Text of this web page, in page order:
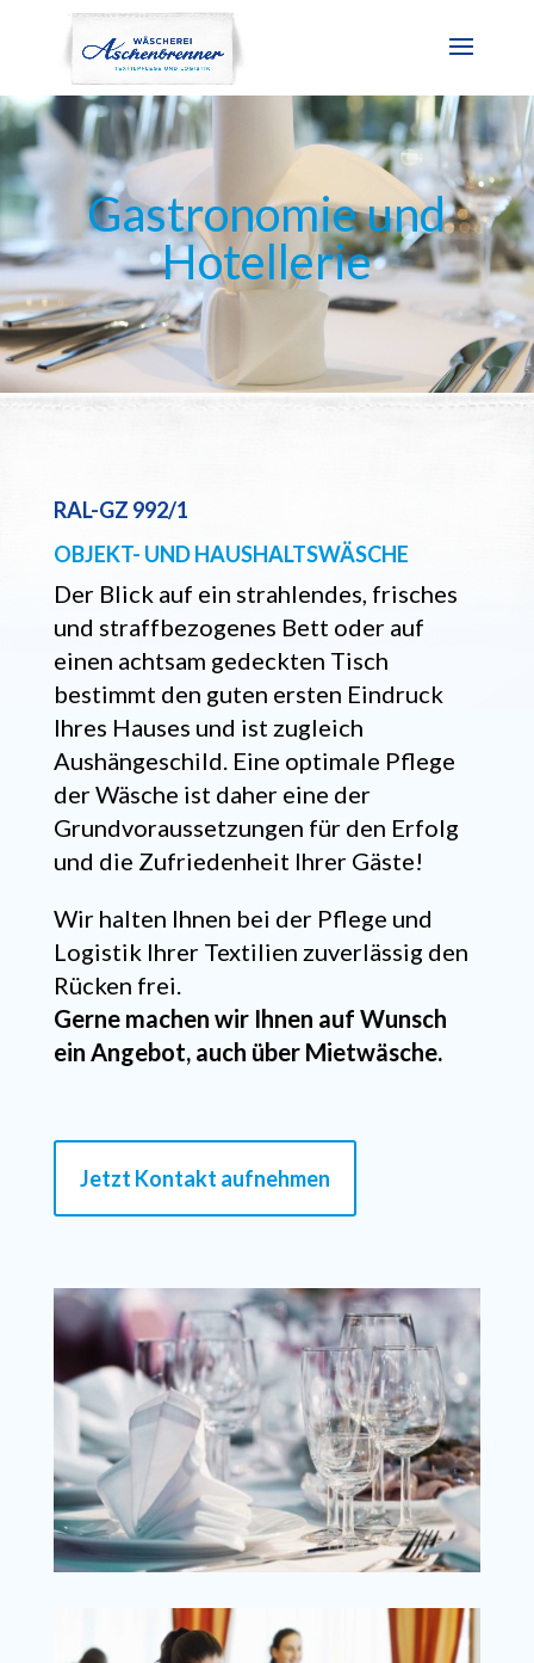
Gastronomie und
Hotellerie
RAL-GZ 992/1
OBJEKT- UND HAUSHALTSWÄSCHE
Der Blick auf ein strahlendes, frisches
und straffbezogenes Bett oder auf
einen achtsam gedeckten Tisch
bestimmt den guten ersten Eindruck
Ihres Hauses und ist zugleich
Aushängeschild. Eine optimale Pflege
der Wäsche ist daher eine der
Grundvoraussetzungen für den Erfolg
und die Zufriedenheit Ihrer Gäste!
Wir halten Ihnen bei der Pflege und
Logistik Ihrer Textilien zuverlässig den
Rücken frei.
Gerne machen wir Ihnen auf Wunsch
ein Angebot, auch über Mietwäsche.
Jetzt Kontakt aufnehmen